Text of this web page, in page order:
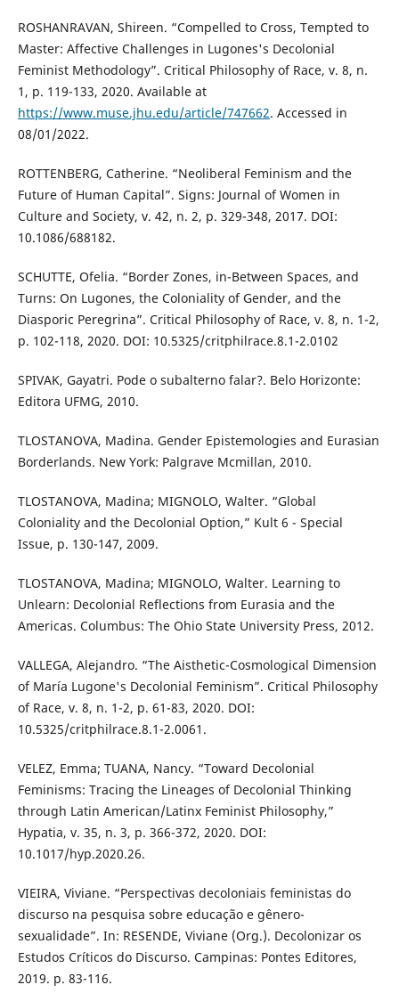
ROSHANRAVAN, Shireen. “Compelled to Cross, Tempted to
Master: Affective Challenges in Lugones's Decolonial
Feminist Methodology”. Critical Philosophy of Race, v. 8, n.
1, p. 119-133, 2020. Available at
https://www.muse.jhu.edu/article/747662. Accessed in
08/01/2022.
ROTTENBERG, Catherine. “Neoliberal Feminism and the
Future of Human Capital”. Signs: Journal of Women in
Culture and Society, v. 42, n. 2, p. 329-348, 2017. DOI:
10.1086/688182.
SCHUTTE, Ofelia. “Border Zones, in-Between Spaces, and
Turns: On Lugones, the Coloniality of Gender, and the
Diasporic Peregrina”. Critical Philosophy of Race, v. 8, n. 1-2,
p. 102-118, 2020. DOI: 10.5325/critphilrace.8.1-2.0102
SPIVAK, Gayatri. Pode o subalterno falar?. Belo Horizonte:
Editora UFMG, 2010.
TLOSTANOVA, Madina. Gender Epistemologies and Eurasian
Borderlands. New York: Palgrave Mcmillan, 2010.
TLOSTANOVA, Madina; MIGNOLO, Walter. “Global
Coloniality and the Decolonial Option,” Kult 6 - Special
Issue, p. 130-147, 2009.
TLOSTANOVA, Madina; MIGNOLO, Walter. Learning to
Unlearn: Decolonial Reflections from Eurasia and the
Americas. Columbus: The Ohio State University Press, 2012.
VALLEGA, Alejandro. “The Aisthetic-Cosmological Dimension
of María Lugone's Decolonial Feminism”. Critical Philosophy
of Race, v. 8, n. 1-2, p. 61-83, 2020. DOI:
10.5325/critphilrace.8.1-2.0061.
VELEZ, Emma; TUANA, Nancy. “Toward Decolonial
Feminisms: Tracing the Lineages of Decolonial Thinking
through Latin American/Latinx Feminist Philosophy,”
Hypatia, v. 35, n. 3, p. 366-372, 2020. DOI:
10.1017/hyp.2020.26.
VIEIRA, Viviane. “Perspectivas decoloniais feministas do
discurso na pesquisa sobre educação e gênero-
sexualidade”. In: RESENDE, Viviane (Org.). Decolonizar os
Estudos Críticos do Discurso. Campinas: Pontes Editores,
2019. p. 83-116.